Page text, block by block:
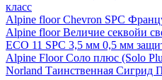
класс
Alpine floor Chevron SPC
Alpine floor Величие секвойи
ECO 11 SPC 3,5 мм 0,5 мм
Alpine Floor Соло плюс (Solo
Norland Таинственная Сигрид